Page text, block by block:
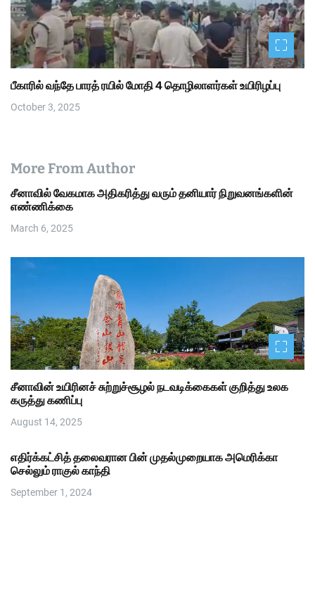
பீகாரில் வந்தே பாரத் ரயில் மோதி 4 தொழிலாளர்கள் உயிரிழப்பு
October 3, 2025
More From Author
சீனாவில் வேகமாக அதிகரித்து வரும் தனியார் நிறுவனங்களின்
எண்ணிக்கை
March 6, 2025
சீனாவின் உயிரினச் சுற்றுச்சூழல் நடவடிக்கைகள் குறித்து உலக
கருத்து கணிப்பு
August 14, 2025
எதிர்க்கட்சித் தலைவரான பின் முதல்முறையாக அமெரிக்கா
செல்லும் ராகுல் காந்தி
September 1, 2024